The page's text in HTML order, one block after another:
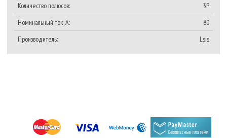
Количество полюсов:
3P
Номинальный ток, A:
80
Производитель:
Lsis